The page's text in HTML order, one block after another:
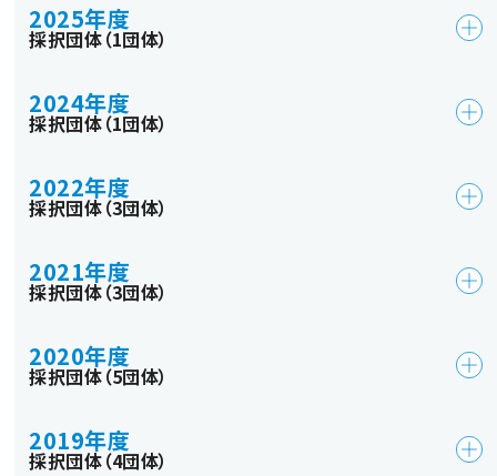
2025年度
採択団体（1団体）
2024年度
採択団体（1団体）
2022年度
採択団体（3団体）
2021年度
採択団体（3団体）
2020年度
採択団体（5団体）
2019年度
採択団体（4団体）